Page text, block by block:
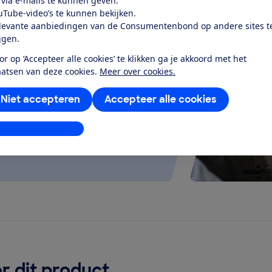
video’s te kunnen bekijken.
aanbiedingen van de Consumentenbond op andere sites
op ‘Accepteer alle cookies’ te klikken ga je akkoord met het
van deze cookies. Meer over cookies.
Accepteer alle cookies
Niet accepteren
aanpassen
goed uit en werkt stil en